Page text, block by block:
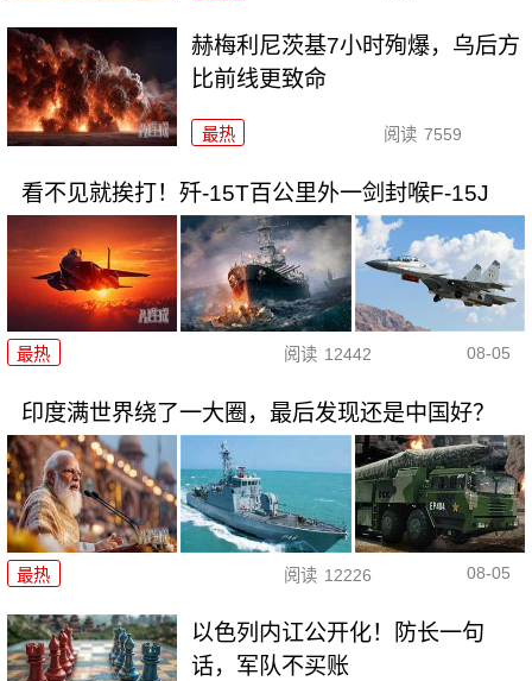
赫梅利尼茨基7小时殉爆，乌后方
比前线更致命
最热 阅读 7559
看不见就挨打！歼-15T百公里外一剑封喉F-15J
最热 阅读 12442 08-05
印度满世界绕了一大圈，最后发现还是中国好？
最热 阅读 12226 08-05
以色列内讧公开化！防长一句
话，军队不买账